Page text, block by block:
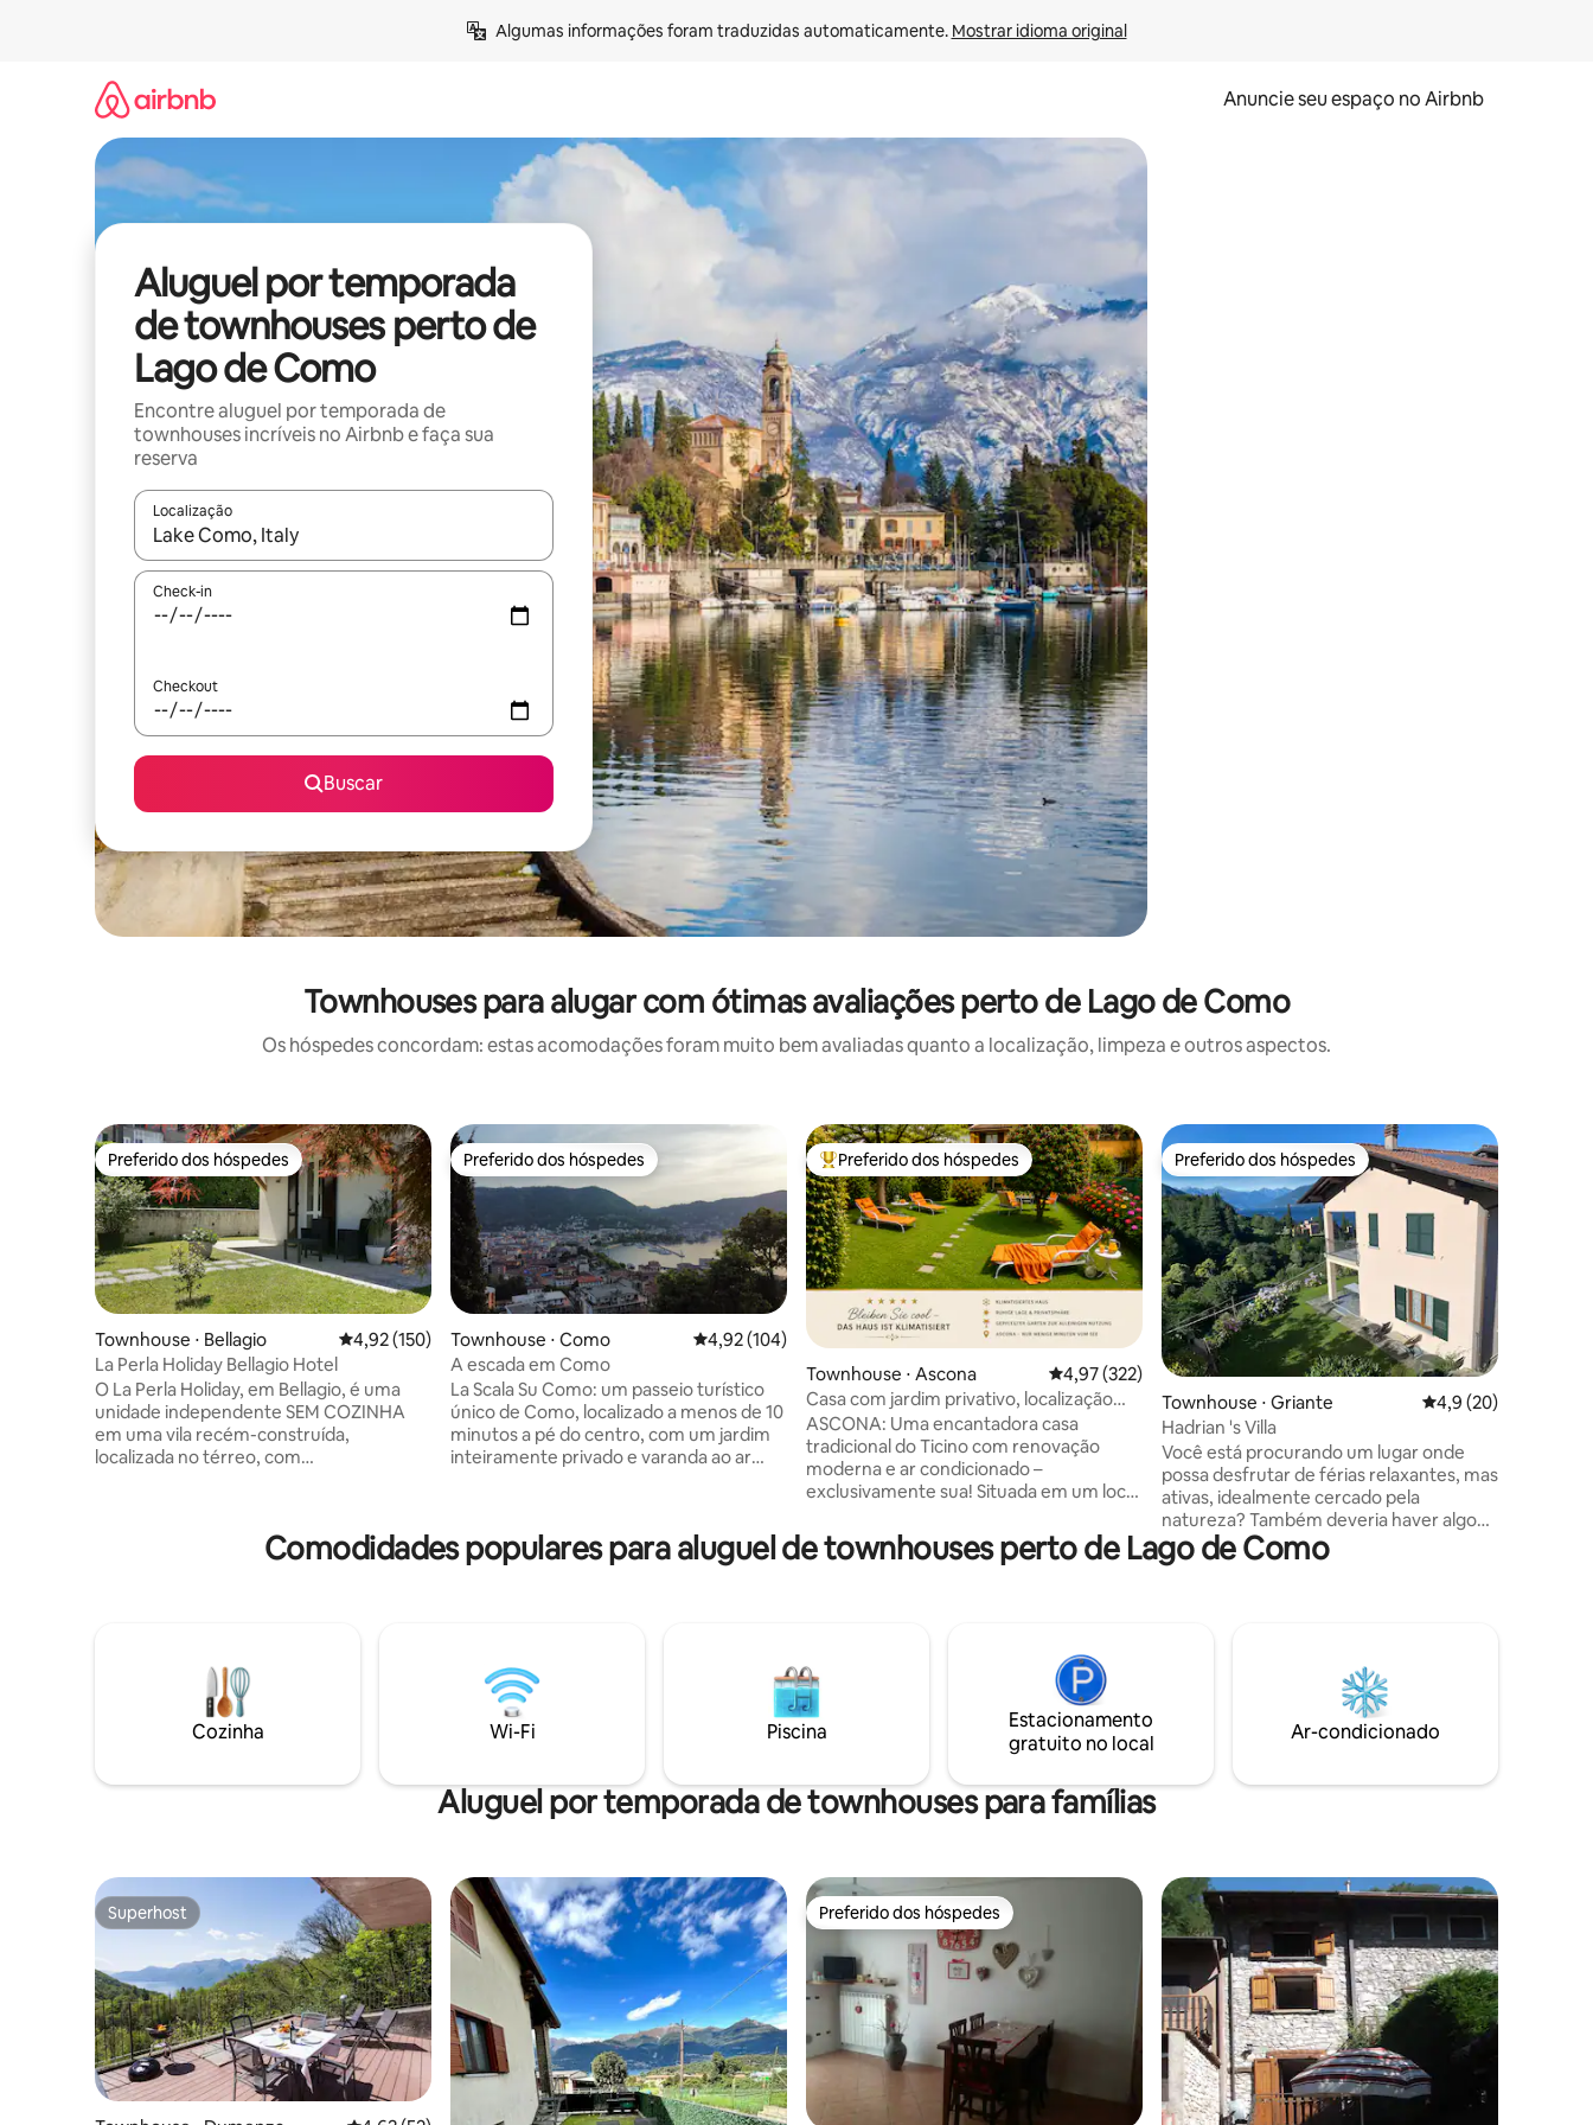
Algumas informações foram traduzidas automaticamente. Mostrar idioma original
Anuncie seu espaço no Airbnb
Aluguel por temporada
de townhouses perto de
Lago de Como
Encontre aluguel por temporada de
townhouses incríveis no Airbnb e faça sua
reserva
Localização
Quando os resultados estiverem disponíveis, explore-os usando as seta para cima e para baixo do teclado ou tocando e deslizando o dedo na tela.
Check-in
Checkout
Buscar
Townhouses para alugar com ótimas avaliações perto de Lago de Como
Os hóspedes concordam: estas acomodações foram muito bem avaliadas quanto a localização, limpeza e outros aspectos.
Preferido dos hóspedes
Preferido dos hóspedes
Townhouse ⋅ Bellagio 4,92 de uma avaliação média de 5, 150 avaliações
4,92 (150)
La Perla Holiday Bellagio Hotel
O La Perla Holiday, em Bellagio, é uma
unidade independente SEM COZINHA
em uma vila recém-construída,
localizada no térreo, com
e do lago. A praia mais próxima fica a 6
barcos da vila e o calçadão à beira do lago
ficam a 15–20 minutos de distância a pé.
Preferido dos hóspedes
Preferido dos hóspedes
Townhouse ⋅ Como 4,92 de uma avaliação média de 5, 104 avaliações
4,92 (104)
A escada em Como
La Scala Su Como: um passeio turístico
único de Como, localizado a menos de 10
minutos a pé do centro, com um jardim
inteiramente privado e varanda ao ar
fabulosa para as escadas que sobem e
que dão o nome a este apartamento.
moderno, com uma mistura de móveis
tradicionais e modernos.
Entre os melhores preferidos dos hóspedes
Preferido dos hóspedes
Townhouse ⋅ Ascona 4,97 de uma avaliação média de 5, 322 avaliações
4,97 (322)
Casa com jardim privativo, localização
central tranquila
ASCONA: Uma encantadora casa
tradicional do Ticino com renovação
moderna e ar condicionado –
exclusivamente sua! Situada em um local
de 4 quartos lindamente conservada
oferece aproximadamente 104 m² de
está a apenas 5 minutos a pé, incluindo:
Estacionamento Paragem de ônibus
Padaria Farmácia/Farmácia Mercados
Supermercado Correios Restaurantes
Preferido dos hóspedes
Preferido dos hóspedes
Townhouse ⋅ Griante 4,9 de uma
4,9 (20)
Hadrian 's Villa
Você está procurando um lugar onde
possa desfrutar de férias relaxantes, mas
ativas, idealmente cercado pela
natureza? Também deveria haver algo
para seus olhos desfrutarem? Mas você
também preferiria evitar o turismo de
acomodar até famílias grandes, situada
no coração da natureza, com uma vista
encantadora do Lago de Como e da
península de Bellagio, bem como das
Comodidades populares para aluguel de townhouses perto de Lago de Como
Cozinha Wi-Fi Piscina
Estacionamento
gratuito no local
Ar-condicionado
Aluguel por temporada de townhouses para famílias
Superhost
Superhost Preferido dos hóspedes
Preferido dos hóspedes